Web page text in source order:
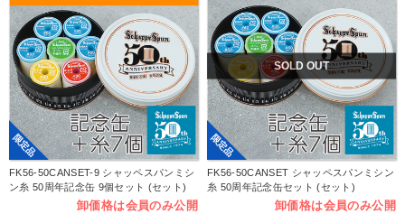
限定品
FK56-50CANSET-9 シャッペスパンミシ
ン糸 50周年記念缶 9個セット (セット)
卸価格は会員のみ公開
限定品
SOLD OUT
FK56-50CANSET シャッペスパンミシン
糸 50周年記念缶セット (セット)
卸価格は会員のみ公開